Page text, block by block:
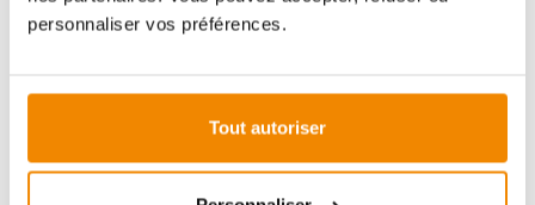
personnaliser vos préférences.
Tout autoriser